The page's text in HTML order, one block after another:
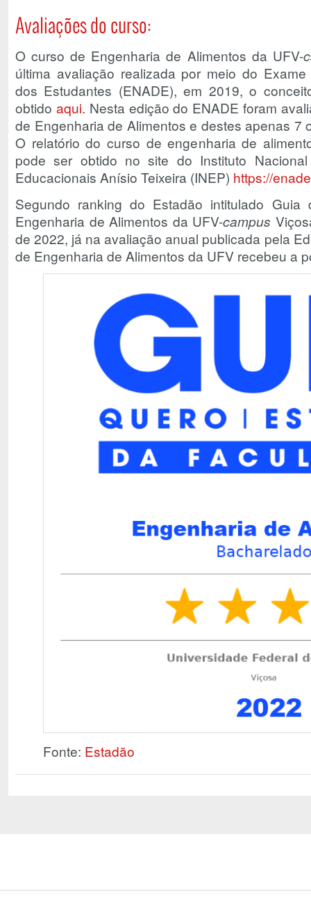
Avaliações do curso:
O curso de Engenharia de Alimentos da UFV-
última avaliação realizada por meio do
dos Estudantes (ENADE), em 2019, o
obtido aqui. Nesta edição do ENADE foram
de Engenharia de Alimentos e destes apenas 7
O relatório do curso de engenharia de
pode ser obtido no site do Instituto
Educacionais Anísio Teixeira (INEP) https://
Segundo ranking do Estadão intitulado
Engenharia de Alimentos da UFV-campus
de 2022, já na avaliação anual publicada pela
de Engenharia de Alimentos da UFV recebeu a
Fonte: Estadão